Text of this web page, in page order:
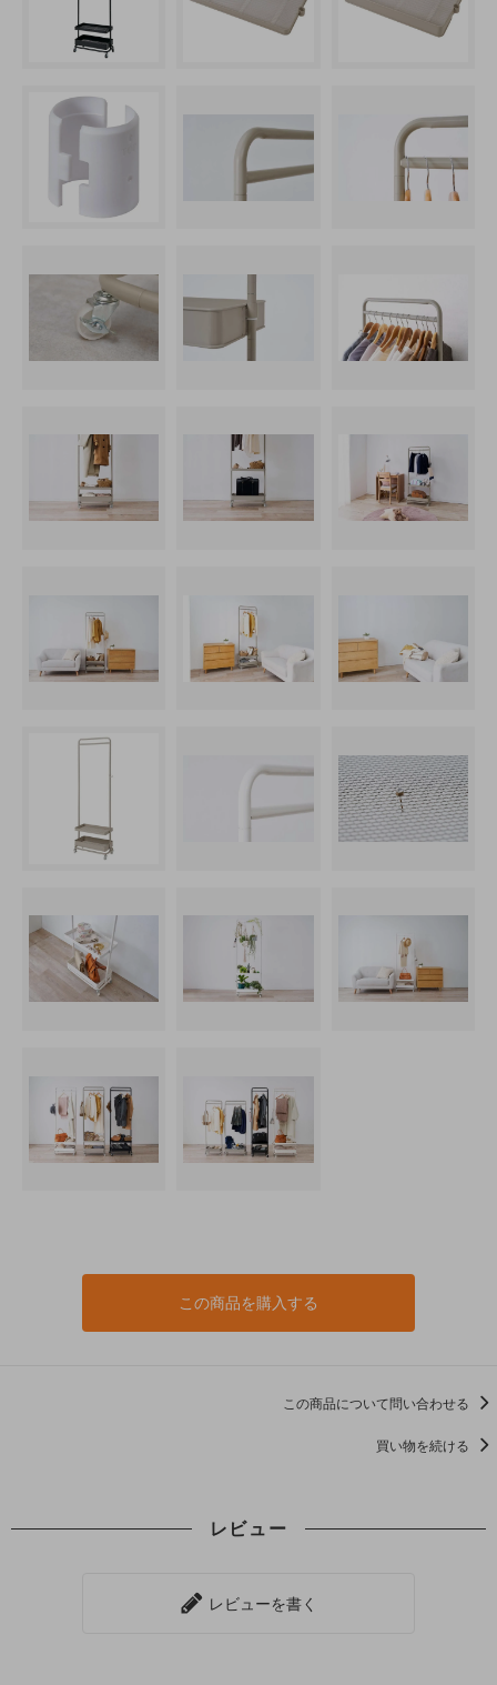
この商品を購入する
この商品について問い合わせる
買い物を続ける
レビュー
レビューを書く